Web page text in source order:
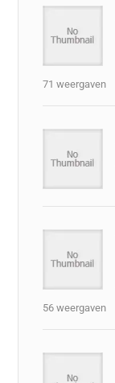
71 weergaven
56 weergaven